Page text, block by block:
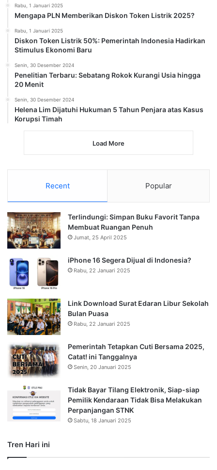
Rabu, 1 Januari 2025
Mengapa PLN Memberikan Diskon Token Listrik 2025?
Rabu, 1 Januari 2025
Diskon Token Listrik 50%: Pemerintah Indonesia Hadirkan
Stimulus Ekonomi Baru
Senin, 30 Desember 2024
Penelitian Terbaru: Sebatang Rokok Kurangi Usia hingga
20 Menit
Senin, 30 Desember 2024
Helena Lim Dijatuhi Hukuman 5 Tahun Penjara atas Kasus
Korupsi Timah
Load More
Recent Popular
Terlindungi: Simpan Buku Favorit Tanpa
Membuat Ruangan Penuh
Jumat, 25 April 2025
iPhone 16 Segera Dijual di Indonesia?
Rabu, 22 Januari 2025
Link Download Surat Edaran Libur Sekolah
Bulan Puasa
Rabu, 22 Januari 2025
Pemerintah Tetapkan Cuti Bersama 2025,
Catat! ini Tanggalnya
Senin, 20 Januari 2025
Tidak Bayar Tilang Elektronik, Siap-siap
Pemilik Kendaraan Tidak Bisa Melakukan
Perpanjangan STNK
Sabtu, 18 Januari 2025
Tren Hari ini